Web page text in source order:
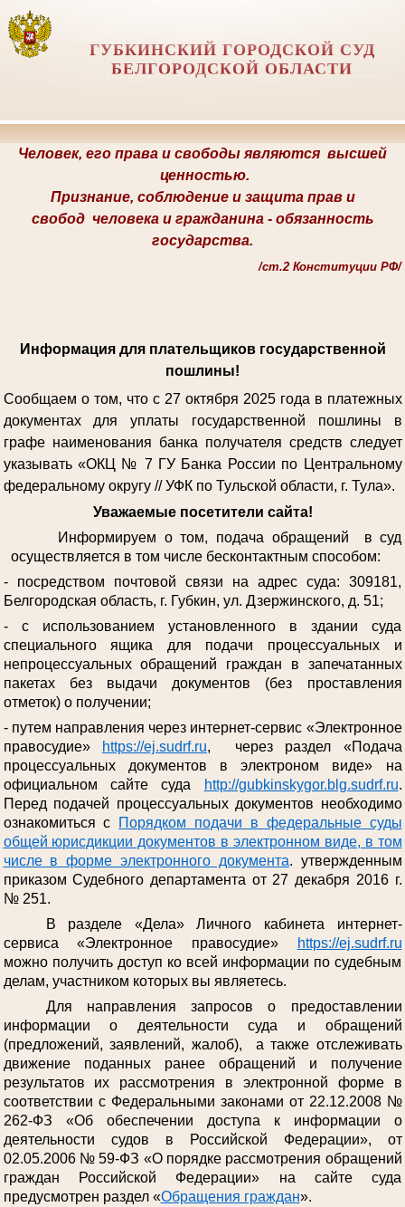
ГУБКИНСКИЙ ГОРОДСКОЙ СУД
БЕЛГОРОДСКОЙ ОБЛАСТИ
Человек, его права и свободы являются высшей
ценностью.
Признание, соблюдение и защита прав и
свобод человека и гражданина - обязанность
государства.
/ст.2 Конституции РФ/
Информация для плательщиков государственной
пошлины!
Сообщаем о том, что с 27 октября 2025 года в платежных
документах для уплаты государственной пошлины в
графе наименования банка получателя средств следует
указывать «ОКЦ № 7 ГУ Банка России по Центральному
федеральному округу // УФК по Тульской области, г. Тула».
Уважаемые посетители сайта!
Информируем о том, подача обращений в суд
осуществляется в том числе бесконтактным способом:
- посредством почтовой связи на адрес суда: 309181,
Белгородская область, г. Губкин, ул. Дзержинского, д. 51;
- с использованием установленного в здании суда
специального ящика для подачи процессуальных и
непроцессуальных обращений граждан в запечатанных
пакетах без выдачи документов (без проставления
отметок) о получении;
- путем направления через интернет-сервис «Электронное
правосудие»
https://ej.sudrf.ru, через раздел «Подача
процессуальных документов в электроном виде» на
официальном сайте суда
http://gubkinskygor.blg.sudrf.ru.
Перед подачей процессуальных документов необходимо
ознакомиться с
Порядком подачи в федеральные суды
общей юрисдикции документов в электронном виде, в том
числе в форме электронного документа. утвержденным
приказом Судебного департамента от 27 декабря 2016 г.
№ 251.
В разделе «Дела» Личного кабинета интернет-
сервиса «Электронное правосудие»
https://ej.sudrf.ru
можно получить доступ ко всей информации по судебным
делам, участником которых вы являетесь.
Для направления запросов о предоставлении
информации о деятельности суда и обращений
(предложений, заявлений, жалоб), а также отслеживать
движение поданных ранее обращений и получение
результатов их рассмотрения в электронной форме в
соответствии с Федеральными законами от 22.12.2008 №
262-ФЗ «Об обеспечении доступа к информации о
деятельности судов в Российской Федерации», от
02.05.2006 № 59-ФЗ «О порядке рассмотрения обращений
граждан Российской Федерации» на сайте суда
предусмотрен раздел «Обращения граждан».